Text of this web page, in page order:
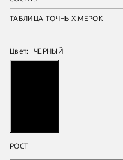
ТАБЛИЦА ТОЧНЫХ МЕРОК
Цвет: ЧЕРНЫЙ
РОСТ